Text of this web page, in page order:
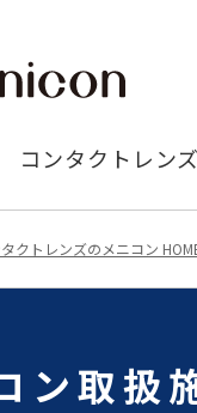
コンタクトレンズ
クトレンズのメニコン
ン取扱